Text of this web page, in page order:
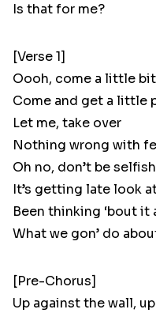
Is that for me?
[Verse 1]
Oooh, come a little
Come and get a little
Let me, take over
Nothing wrong with
Oh no, don’t be selfish
It’s getting late look
Been thinking ‘bout it
What we gon’ do
[Pre-Chorus]
Up against the wall,